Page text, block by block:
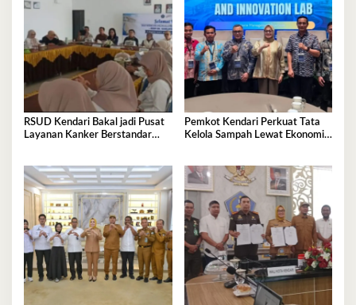
RSUD Kendari Bakal jadi Pusat
Layanan Kanker Berstandar
Pemkot Kendari Perkuat Tata
Kelola Sampah Lewat Ekonomi